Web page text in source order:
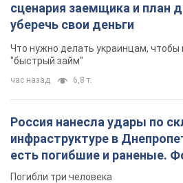
сценария заемщика и план
уберечь свои деньги
Что нужно делать украинцам, чтобы
"быстрый займ"
час назад 6,8 т.
Россия нанесла удары по
инфраструктуре в
есть погибшие и раненые.
Погибли три человека